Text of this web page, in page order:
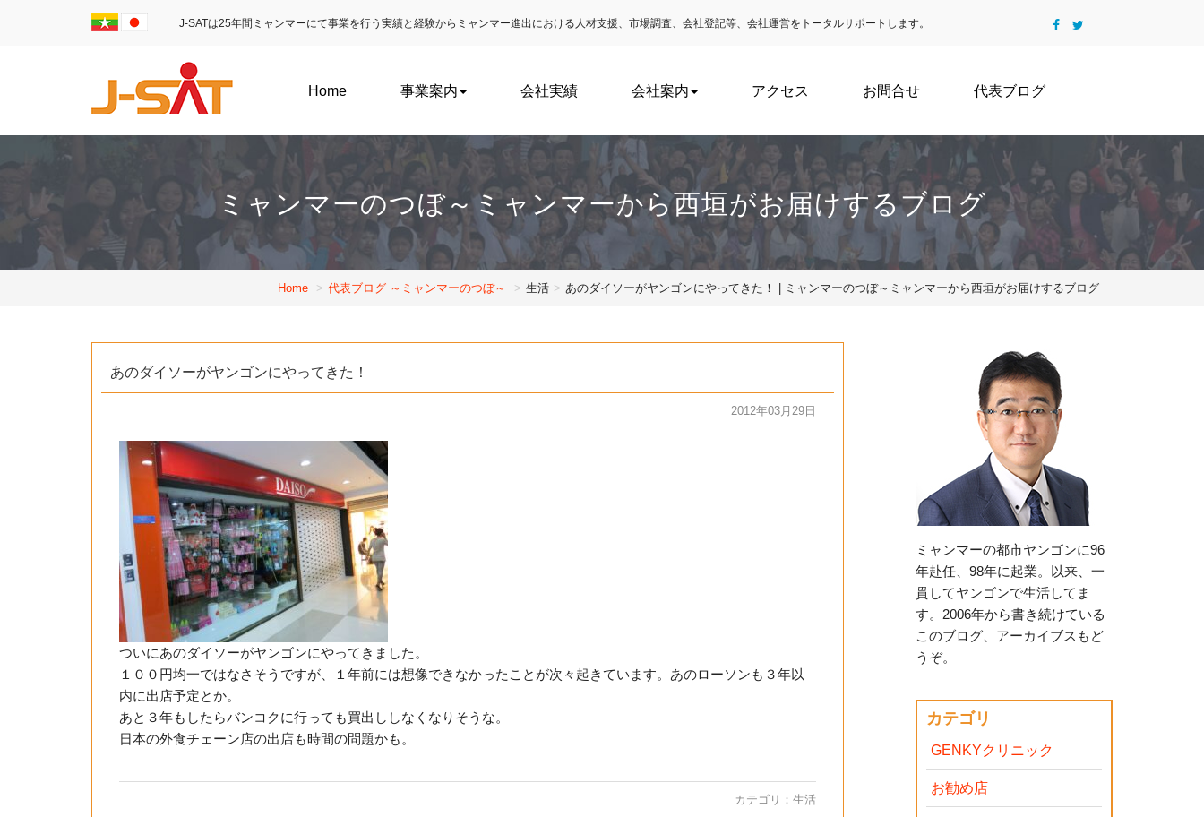
J-SATは25年間ミャンマーにて事業を行う実績と経験からミャンマー進出における 人材支援、市場調査、会社登記等、会社運営をトータルサポートします。
Home 事業案内 会社実績 会社案内 アクセス お問合せ 代表ブログ
ミャンマーのつぼ～ミャンマーから西垣がお届けするブログ
Home 代表ブログ ～ミャンマーのつぼ～ 生活 あのダイソーがヤンゴンにやってきた！ | ミャンマーのつぼ～ミャンマーから西垣がお届けするブログ
あのダイソーがヤンゴンにやってきた！
2012年03月29日
ついにあのダイソーがヤンゴンにやってきました。
１００円均一ではなさそうですが、１年前には想像できなかったことが次々起きています。あのローソンも３年以
内に出店予定とか。
あと３年もしたらバンコクに行っても買出ししなくなりそうな。
日本の外食チェーン店の出店も時間の問題かも。
カテゴリ： 生活
ミャンマーの都市ヤンゴンに96
年赴任、98年に起業。以来、一
貫してヤンゴンで生活してま
す。2006年から書き続けている
このブログ、アーカイブスもど
うぞ。
カテゴリ
GENKYクリニック
お勧め店